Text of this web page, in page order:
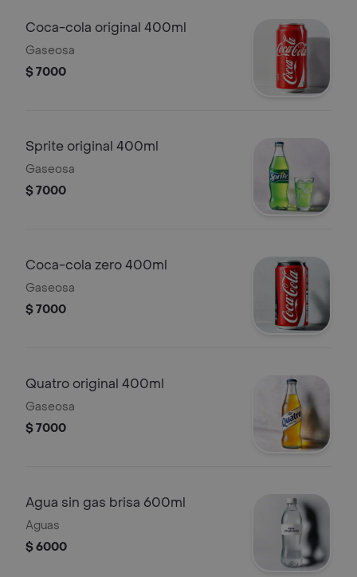
Coca-cola original 400ml
Gaseosa
$ 7000
Sprite original 400ml
Gaseosa
$ 7000
Coca-cola zero 400ml
Gaseosa
$ 7000
Quatro original 400ml
Gaseosa
$ 7000
Agua sin gas brisa 600ml
Aguas
$ 6000